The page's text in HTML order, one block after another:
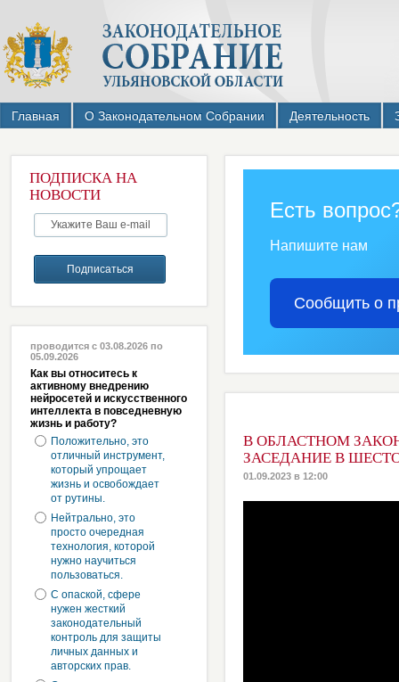
Главная О Законодательном Собрании Деятельность
ПОДПИСКА НА
НОВОСТИ
проводится с 03.08.2026 по
05.09.2026
Как вы относитесь к
активному внедрению
нейросетей и искусственного
интеллекта в повседневную
жизнь и работу?
Положительно, это
отличный инструмент,
который упрощает
жизнь и освобождает
от рутины.
Нейтрально, это
просто очередная
технология, которой
нужно научиться
пользоваться.
С опаской, сфере
нужен жесткий
законодательный
контроль для защиты
личных данных и
авторских прав.
Есть
Напишите нам
Сообщить о
В ОБЛАСТНОМ
ЗАСЕДАНИЕ В
01.09.2023 в 12:00